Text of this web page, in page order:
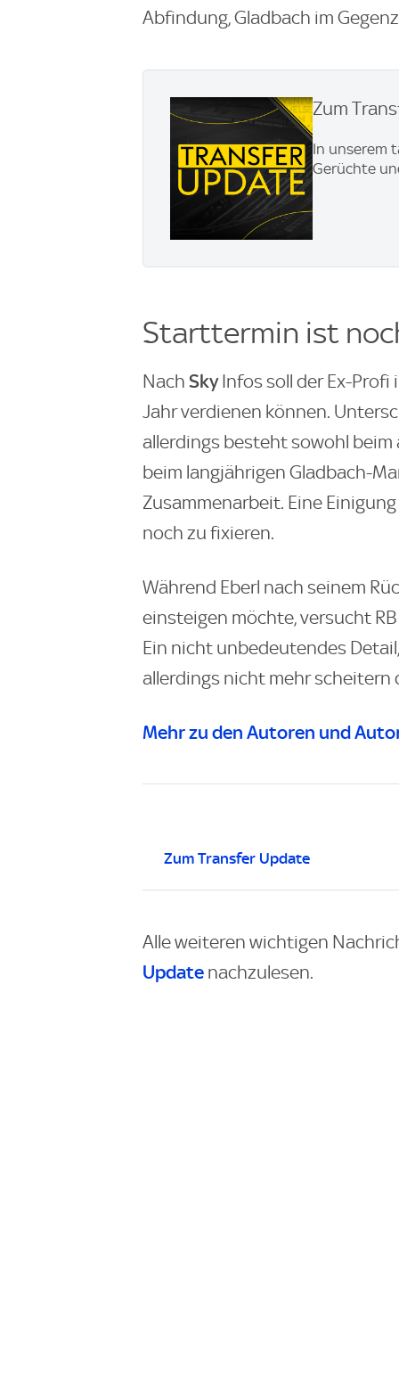
Abfindung, Gladbach im
Zum
In unserem
Gerüchte
Starttermin ist
Nach SkyInfos soll der Ex-Profi
Jahr verdienen können.
allerdings besteht sowohl beim
beim langjährigen Gladbach-
Zusammenarbeit. Eine
noch zu fixieren.
Während Eberl nach seinem
einsteigen möchte, versucht
Ein nicht unbedeutendes
allerdings nicht mehr
Mehr zu den Autoren und
Zum Transfer Update
Alle weiteren wichtigen
Update nachzulesen.